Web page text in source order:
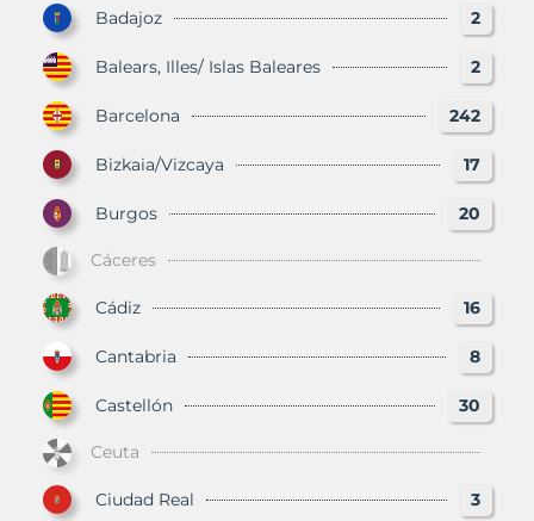
Badajoz 2
Balears, Illes/ Islas Baleares 2
Barcelona 242
Bizkaia/Vizcaya 17
Burgos 20
Cáceres
Cádiz 16
Cantabria 8
Castellón 30
Ceuta
Ciudad Real 3